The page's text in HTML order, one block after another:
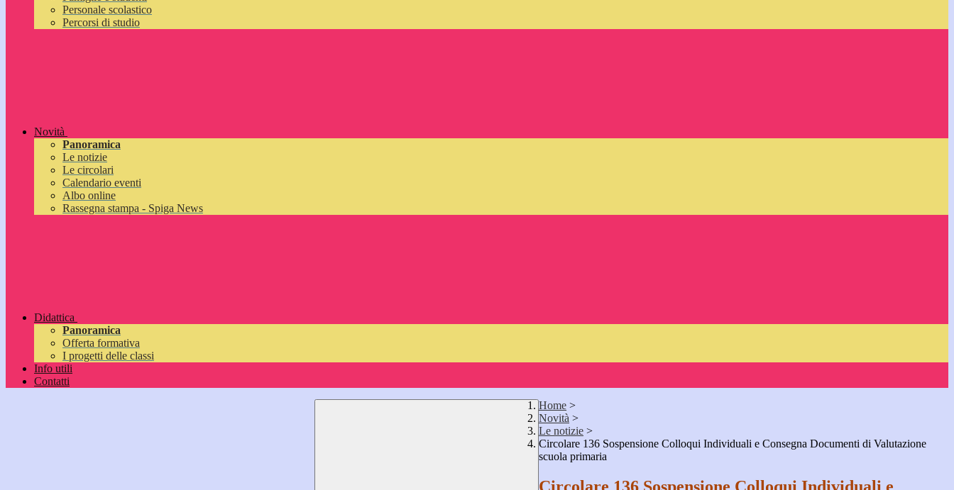
Personale scolastico
Percorsi di studio
Novità
Panoramica
Le notizie
Le circolari
Calendario eventi
Albo online
Rassegna stampa - Spiga News
Didattica
Panoramica
Offerta formativa
I progetti delle classi
Info utili
Contatti
Home >
Novità >
Le notizie >
Circolare 136 Sospensione Colloqui Individuali e Consegna Documenti di Valutazione
scuola primaria